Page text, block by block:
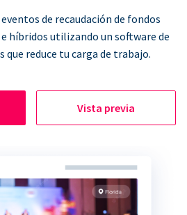
de recaudación de fondos
híbridos utilizando un software de
que reduce tu carga de trabajo.
Vista previa